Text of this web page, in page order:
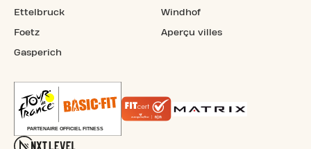
Ettelbruck
Foetz
Gasperich
Windhof
Aperçu villes